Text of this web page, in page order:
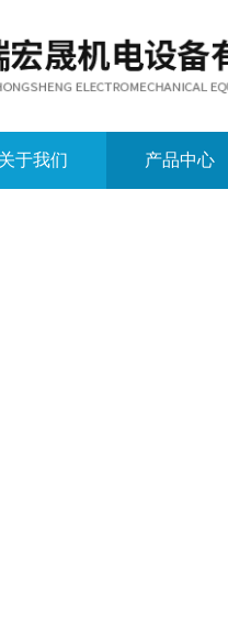
关于我们 产品中心